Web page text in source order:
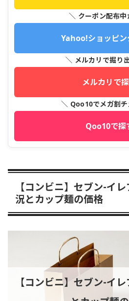
＼ クーポン配布中
Yahoo!ショッピン
＼ メルカリで掘り
メルカリで
＼ Qoo10でメガ割
Qoo10で探
【コンビニ】セブン-イ
況とカップ麺の価格
【コンビニ】セブン-イ